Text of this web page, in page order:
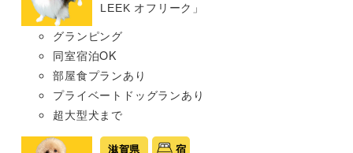
LEEK オフリーク」
グランピング
同室宿泊OK
部屋食プランあり
プライベートドッグランあり
超大型犬まで
滋賀県 宿